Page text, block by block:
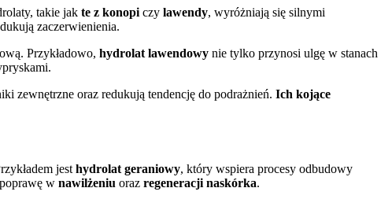
takie jak te z konopi czy lawendy, wyróżniają się silnymi
zaczerwienienia.
Przykładowo, hydrolat lawendowy nie tylko przynosi ulgę w stanach
zewnętrzne oraz redukują tendencję do podrażnień. Ich kojące
jest hydrolat geraniowy, który wspiera procesy odbudowy
w nawilżeniu oraz regeneracji naskórka.